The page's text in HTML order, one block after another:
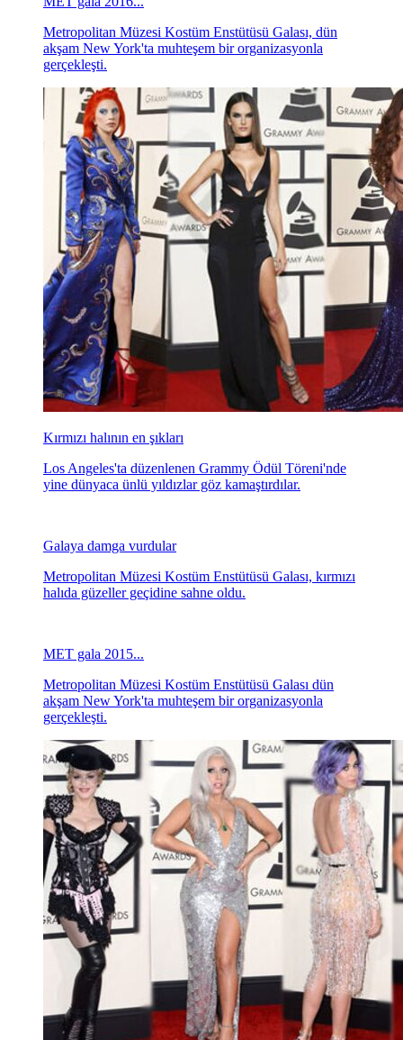
Metropolitan Müzesi Kostüm Enstütüsü Galası, dün
akşam New York'ta muhteşem bir organizasyonla
gerçekleşti.
Kırmızı halının en şıkları
Los Angeles'ta düzenlenen Grammy Ödül Töreni'nde
yine dünyaca ünlü yıldızlar göz kamaştırdılar.
Galaya damga vurdular
Metropolitan Müzesi Kostüm Enstütüsü Galası, kırmızı
halıda güzeller geçidine sahne oldu.
MET gala 2015...
Metropolitan Müzesi Kostüm Enstütüsü Galası dün
akşam New York'ta muhteşem bir organizasyonla
gerçekleşti.